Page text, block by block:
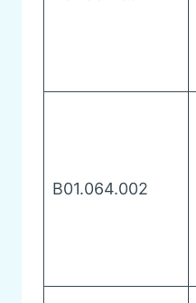
B01.064.002